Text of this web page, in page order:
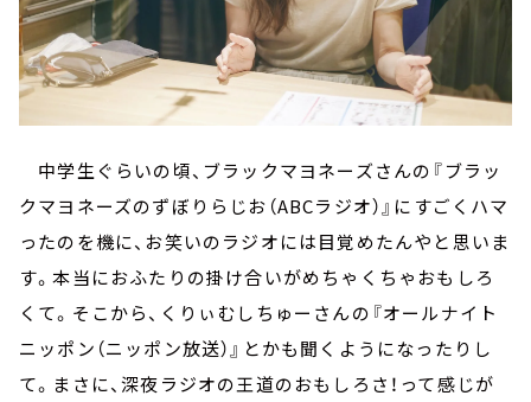
中学生ぐらいの頃、ブラックマヨネーズさんの『ブラッ
クマヨネーズのずぼりらじお（ABCラジオ）』にすごくハマ
ったのを機に、お笑いのラジオには目覚めたんやと思いま
す。本当におふたりの掛け合いがめちゃくちゃおもしろ
くて。そこから、くりぃむしちゅーさんの『オールナイト
ニッポン（ニッポン放送）』とかも聞くようになったりし
て。まさに、深夜ラジオの王道のおもしろさ！って感じが